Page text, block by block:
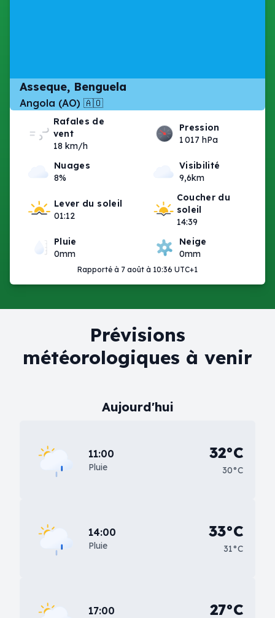
Asseque, Benguela
Angola (AO) 🇦🇴
Rafales de
vent
18 km/h
Pression
1 017 hPa
Nuages
8%
Visibilité
9,6km
Lever du soleil
01:12
Coucher du
soleil
14:39
Pluie
0mm
Neige
0mm
Rapporté à 7 août à 10:36 UTC+1
Prévisions
météorologiques à venir
Aujourd'hui
11:00
Pluie
32°C
30°C
14:00
Pluie
33°C
31°C
17:00 27°C